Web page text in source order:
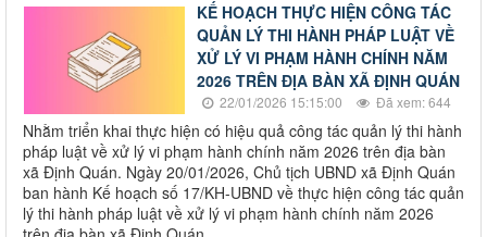
KẾ HOẠCH THỰC HIỆN CÔNG TÁC
QUẢN LÝ THI HÀNH PHÁP LUẬT VỀ
XỬ LÝ VI PHẠM HÀNH CHÍNH NĂM
2026 TRÊN ĐỊA BÀN XÃ ĐỊNH QUÁN
22/01/2026 15:15:00 Đã xem: 644
Nhằm triển khai thực hiện có hiệu quả công tác quản lý thi hành
pháp luật về xử lý vi phạm hành chính năm 2026 trên địa bàn
xã Định Quán. Ngày 20/01/2026, Chủ tịch UBND xã Định Quán
ban hành Kế hoạch số 17/KH-UBND về thực hiện công tác quản
lý thi hành pháp luật về xử lý vi phạm hành chính năm 2026